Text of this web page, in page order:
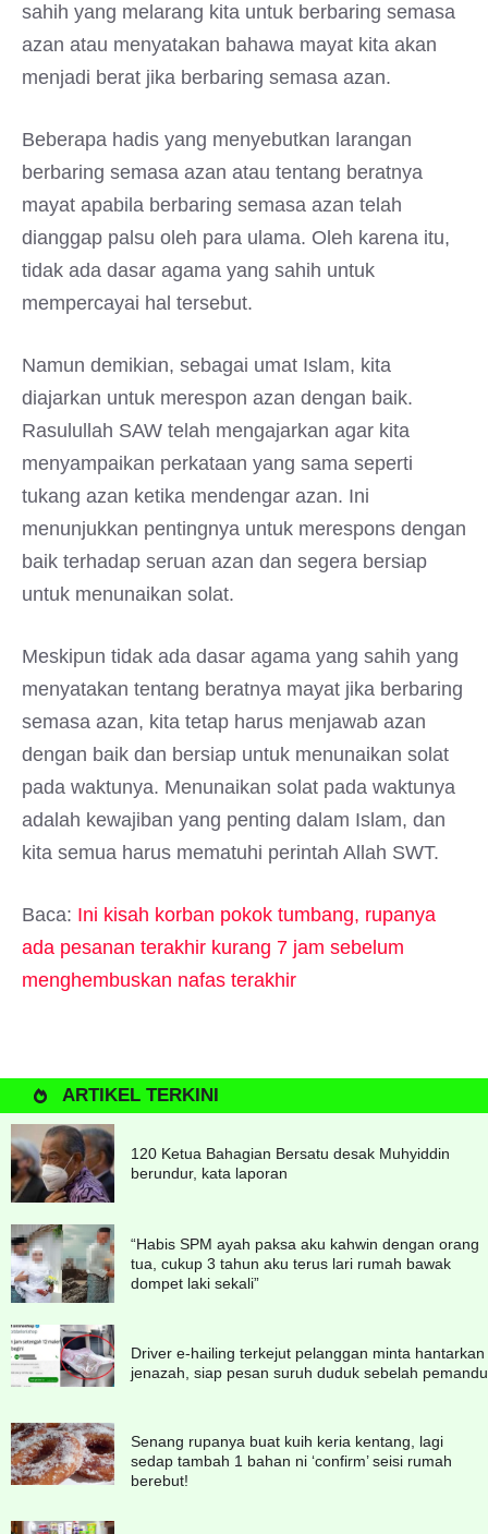
sahih yang melarang kita untuk berbaring semasa
azan atau menyatakan bahawa mayat kita akan
menjadi berat jika berbaring semasa azan.
Beberapa hadis yang menyebutkan larangan
berbaring semasa azan atau tentang beratnya
mayat apabila berbaring semasa azan telah
dianggap palsu oleh para ulama. Oleh karena itu,
tidak ada dasar agama yang sahih untuk
mempercayai hal tersebut.
Namun demikian, sebagai umat Islam, kita
diajarkan untuk merespon azan dengan baik.
Rasulullah SAW telah mengajarkan agar kita
menyampaikan perkataan yang sama seperti
tukang azan ketika mendengar azan. Ini
menunjukkan pentingnya untuk merespons dengan
baik terhadap seruan azan dan segera bersiap
untuk menunaikan solat.
Meskipun tidak ada dasar agama yang sahih yang
menyatakan tentang beratnya mayat jika berbaring
semasa azan, kita tetap harus menjawab azan
dengan baik dan bersiap untuk menunaikan solat
pada waktunya. Menunaikan solat pada waktunya
adalah kewajiban yang penting dalam Islam, dan
kita semua harus mematuhi perintah Allah SWT.
Baca: Ini kisah korban pokok tumbang, rupanya
ada pesanan terakhir kurang 7 jam sebelum
menghembuskan nafas terakhir
ARTIKEL TERKINI
120 Ketua Bahagian Bersatu desak Muhyiddin
berundur, kata laporan
“Habis SPM ayah paksa aku kahwin dengan orang
tua, cukup 3 tahun aku terus lari rumah bawak
dompet laki sekali”
Driver e-hailing terkejut pelanggan minta hantarkan
jenazah, siap pesan suruh duduk sebelah pemandu
Senang rupanya buat kuih keria kentang, lagi
sedap tambah 1 bahan ni ‘confirm’ seisi rumah
berebut!